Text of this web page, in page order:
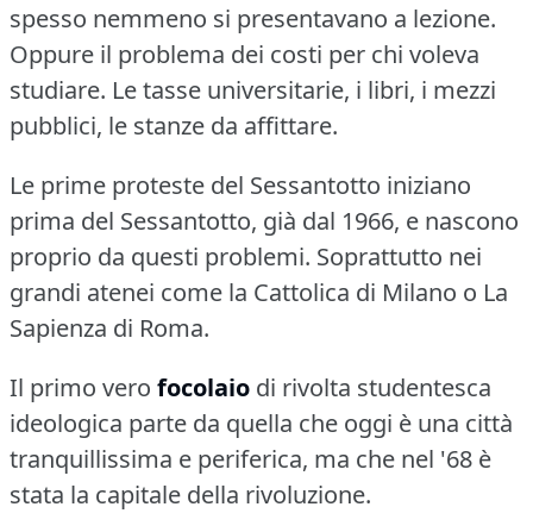
spesso nemmeno si presentavano a lezione.
Oppure il problema dei costi per chi voleva
studiare. Le tasse universitarie, i libri, i mezzi
pubblici, le stanze da affittare.
Le prime proteste del Sessantotto iniziano
prima del Sessantotto, già dal 1966, e nascono
proprio da questi problemi. Soprattutto nei
grandi atenei come la Cattolica di Milano o La
Sapienza di Roma.
Il primo vero focolaio di rivolta studentesca
ideologica parte da quella che oggi è una città
tranquillissima e periferica, ma che nel '68 è
stata la capitale della rivoluzione.